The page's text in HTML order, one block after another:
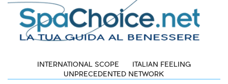
INTERNATIONAL SCOPE
ITALIAN FEELING
UNPRECEDENTED NETWORK